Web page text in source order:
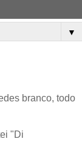
▼
branco, todo
"Di